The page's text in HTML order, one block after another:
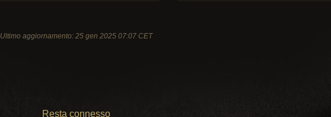
Ultimo aggiornamento: 25 gen 2025 07:07 CET
Resta connesso